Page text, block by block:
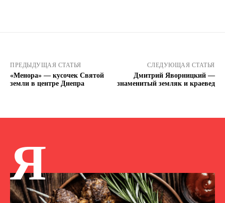
ПРЕДЫДУЩАЯ СТАТЬЯ
«Менора» — кусочек Святой
земли в центре Днепра
СЛЕДУЮЩАЯ СТАТЬЯ
Дмитрий Яворницкий —
знаменитый земляк и краевед
Я